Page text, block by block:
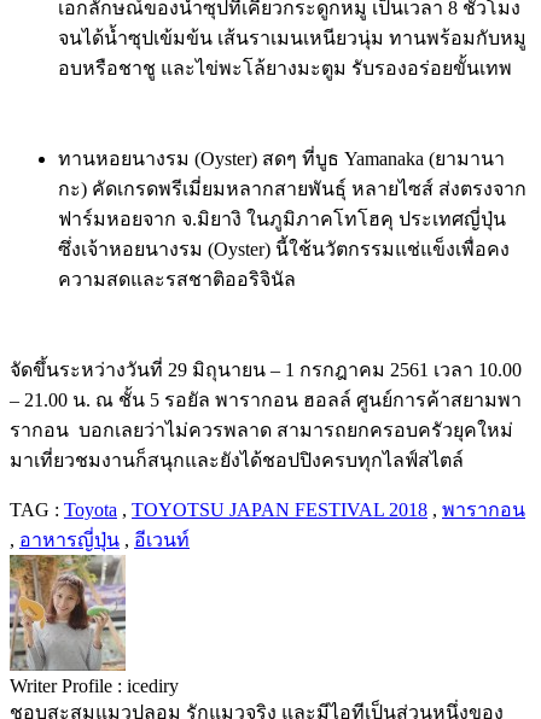
เอกลักษณ์ของน้ำซุปที่เคี่ยวกระดูกหมู เป็นเวลา 8 ชั่วโมง
จนได้น้ำซุปเข้มข้น เส้นราเมนเหนียวนุ่ม ทานพร้อมกับหมู
อบหรือชาชู และไข่พะโล้ยางมะตูม รับรองอร่อยขั้นเทพ
ทานหอยนางรม (Oyster) สดๆ ที่บูธ Yamanaka (ยามานา
กะ) คัดเกรดพรีเมี่ยมหลากสายพันธุ์ หลายไซส์ ส่งตรงจาก
ฟาร์มหอยจาก จ.มิยางิ ในภูมิภาคโทโฮคุ ประเทศญี่ปุ่น
ซึ่งเจ้าหอยนางรม (Oyster) นี้ใช้นวัตกรรมแช่แข็งเพื่อคง
ความสดและรสชาติออริจินัล
จัดขึ้นระหว่างวันที่ 29 มิถุนายน – 1 กรกฎาคม 2561 เวลา 10.00
– 21.00 น. ณ ชั้น 5 รอยัล พารากอน ฮอลล์ ศูนย์การค้าสยามพา
รากอน บอกเลยว่าไม่ควรพลาด สามารถยกครอบครัวยุคใหม่
มาเที่ยวชมงานก็สนุกและยังได้ชอปปิงครบทุกไลฟ์สไตล์
TAG : Toyota , TOYOTSU JAPAN FESTIVAL 2018 , พารากอน
, อาหารญี่ปุ่น , อีเวนท์
Writer Profile : icediry
ชอบสะสมแมวปลอม รักแมวจริง และมีไอทีเป็นส่วนหนึ่งของ